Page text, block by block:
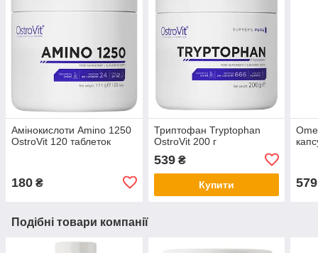
Амінокислоти Amino 1250
OstroVit 120 таблеток
180 ₴
Триптофан Tryptophan
OstroVit 200 г
539₴
Купити 579
Подібні товари компанії